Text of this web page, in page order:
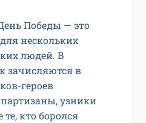
Победы — это
нескольких
людей. В
зачисляются в
героев
узники
кто боролся